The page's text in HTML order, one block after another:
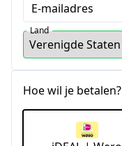
E-mailadres
Land
Hoe wil je betalen?